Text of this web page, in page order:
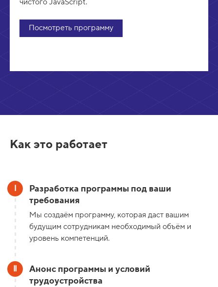
Посмотреть программу
Как это работает
Разработка программы под ваши
требования
Мы создаём программу, которая даст вашим
будущим сотрудникам необходимый объём и
уровень компетенций.
Анонс программы и условий
трудоустройства